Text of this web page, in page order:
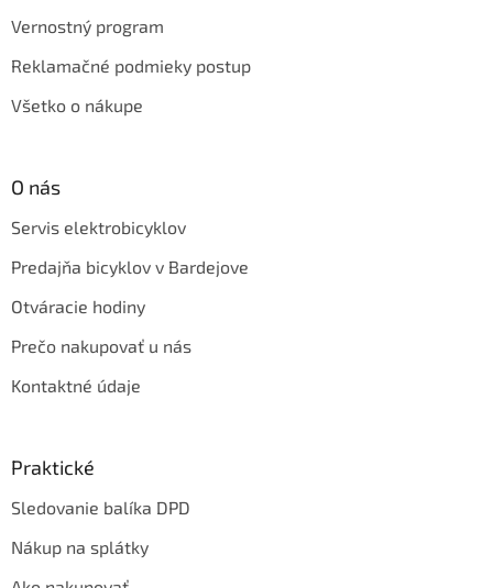
Vernostný program
Reklamačné podmieky postup
Všetko o nákupe
O nás
Servis elektrobicyklov
Predajňa bicyklov v Bardejove
Otváracie hodiny
Prečo nakupovať u nás
Kontaktné údaje
Praktické
Sledovanie balíka DPD
Nákup na splátky